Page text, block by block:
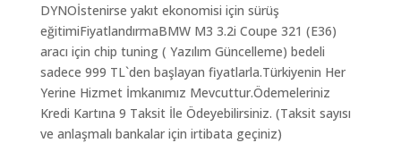
DYNOİstenirse yakıt ekonomisi için sürüş
eğitimiFiyatlandırmaBMW M3 3.2i Coupe 321 (E36)
aracı için chip tuning ( Yazılım Güncelleme) bedeli
sadece 999 TL`den başlayan fiyatlarla.Türkiyenin Her
Yerine Hizmet İmkanımız Mevcuttur.Ödemeleriniz
Kredi Kartına 9 Taksit İle Ödeyebilirsiniz. (Taksit sayısı
ve anlaşmalı bankalar için irtibata geçiniz)